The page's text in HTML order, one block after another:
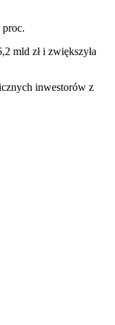
proc.
mld zł i zwiększyła
inwestorów z